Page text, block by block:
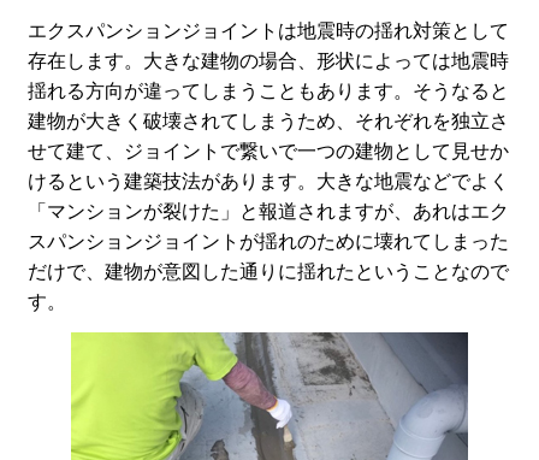
エクスパンションジョイントは地震時の揺れ対策として
存在します。大きな建物の場合、形状によっては地震時
揺れる方向が違ってしまうこともあります。そうなると
建物が大きく破壊されてしまうため、それぞれを独立さ
せて建て、ジョイントで繋いで一つの建物として見せか
けるという建築技法があります。大きな地震などでよく
「マンションが裂けた」と報道されますが、あれはエク
スパンションジョイントが揺れのために壊れてしまった
だけで、建物が意図した通りに揺れたということなので
す。